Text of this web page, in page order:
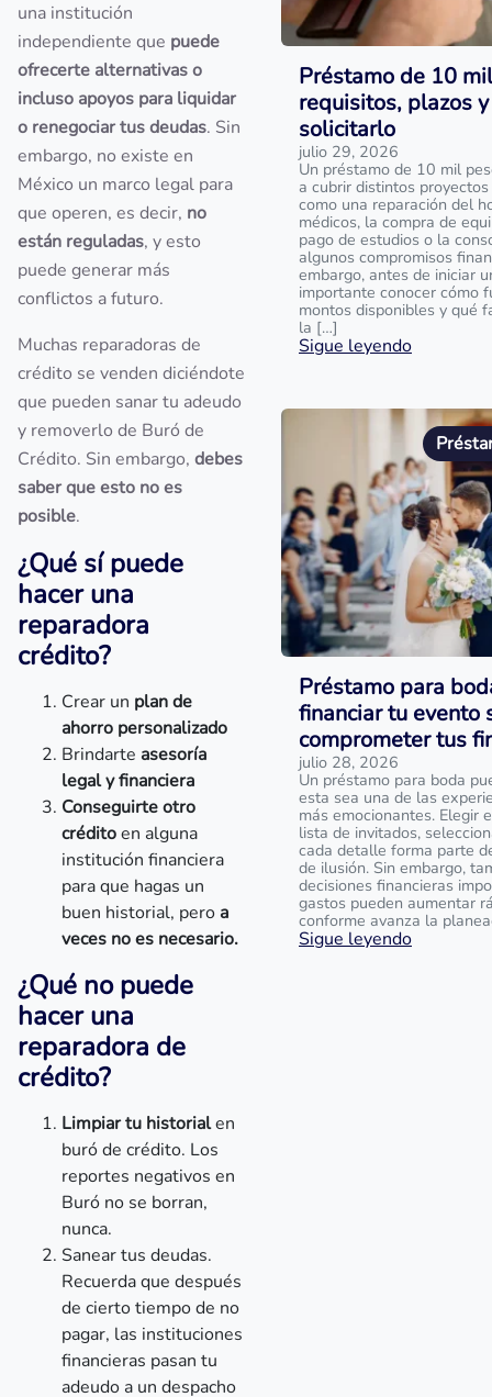
una institución
independiente que puede
ofrecerte alternativas o
incluso apoyos para liquidar
o renegociar tus deudas. Sin
embargo, no existe en
México un marco legal para
que operen, es decir, no
están reguladas, y esto
puede generar más
conflictos a futuro.
Muchas reparadoras de
crédito se venden diciéndote
que pueden sanar tu adeudo
y removerlo de Buró de
Crédito. Sin embargo, debes
saber que esto no es
posible.
¿Qué sí puede
hacer una
reparadora
crédito?
Crear un plan de
ahorro personalizado
Brindarte asesoría
legal y financiera
Conseguirte otro
créditoen alguna
institución financiera
para que hagas un
buen historial, pero a
veces no es necesario.
¿Qué no puede
hacer una
reparadora de
crédito?
Limpiar tu historialen
buró de crédito. Los
reportes negativos en
Buró no se borran,
nunca.
Sanear tus deudas.
Recuerda que después
de cierto tiempo de no
pagar, las instituciones
financieras pasan tu
adeudo a un despacho
Préstamo de 10
requisitos, plazos
solicitarlo
julio 29, 2026
Un préstamo de 10 mil
a cubrir distintos
como una reparación del
médicos, la compra de
pago de estudios o la
algunos compromisos
embargo, antes de iniciar
importante conocer cómo
montos disponibles y qué
la […]
Sigue leyendo
Préstamo para
financiar tu evento
comprometer tus
julio 28, 2026
Un préstamo para boda
esta sea una de las
más emocionantes. Elegir
lista de invitados,
cada detalle forma parte
de ilusión. Sin embargo,
decisiones financieras
gastos pueden aumentar
conforme avanza la
Sigue leyendo